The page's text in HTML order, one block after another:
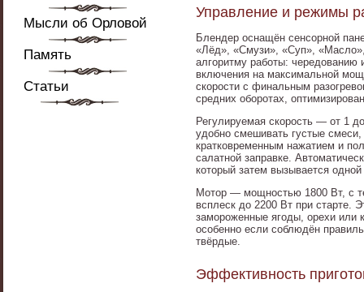
Мысли об Орловой
Память
Статьи
Управление и режимы
Блендер оснащён сенсорной
«Лёд», «Смузи», «Суп»,
алгоритму работы: чередованию
включения на максимальной
скорости с финальным
средних оборотах,
Регулируемая скорость — от 1
удобно смешивать густые
кратковременным нажатием и
салатной заправке.
который затем вызывается
Мотор — мощностью 1800 Вт, с
всплеск до 2200 Вт при старте.
замороженные ягоды, орехи или
особенно если соблюдён
твёрдые.
Эффективность